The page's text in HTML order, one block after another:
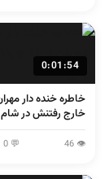
0:01:54
خاطره خنده دار
خارج رفتنش در شام
👁 46
💬 0